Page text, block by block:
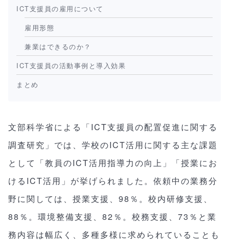
ICT支援員の雇用について
雇用形態
兼業はできるのか？
ICT支援員の活動事例と導入効果
まとめ
文部科学省による「ICT支援員の配置促進に関する
調査研究」では、学校のICT活用に関する主な課題
として「教員のICT活用指導力の向上」「授業にお
けるICT活用」が挙げられました。依頼中の業務分
野に関しては、授業支援、98％。校内研修支援、
88％。環境整備支援、82％。校務支援、73％と業
務内容は幅広く、多種多様に求められていることも